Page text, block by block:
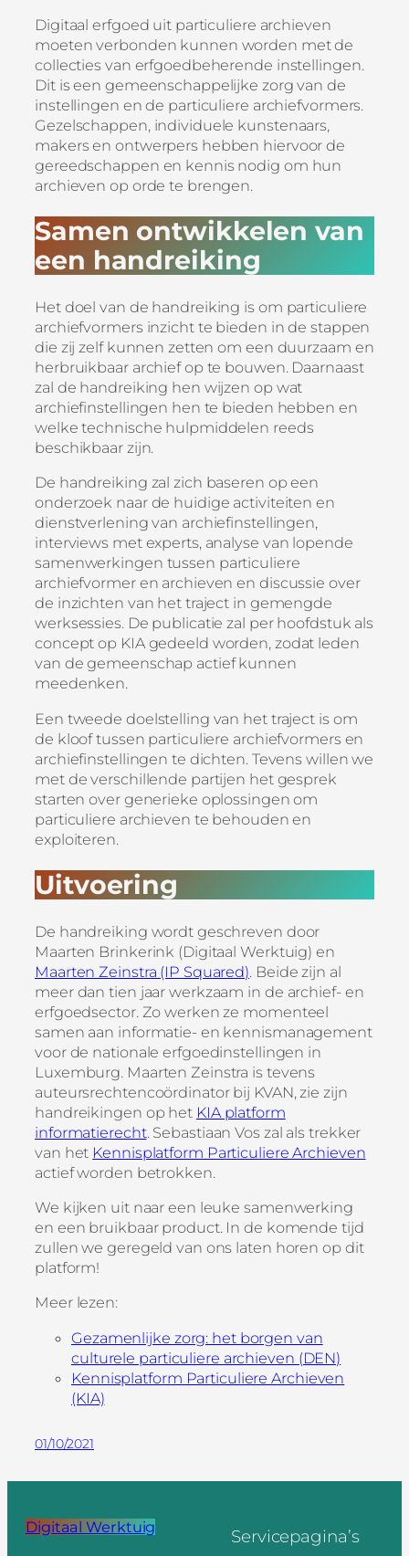
Digitaal erfgoed uit particuliere archieven
moeten verbonden kunnen worden met de
collecties van erfgoedbeherende instellingen.
Dit is een gemeenschappelijke zorg van de
instellingen en de particuliere archiefvormers.
Gezelschappen, individuele kunstenaars,
makers en ontwerpers hebben hiervoor de
gereedschappen en kennis nodig om hun
archieven op orde te brengen.
Samen ontwikkelen van
een handreiking
Het doel van de handreiking is om particuliere
archiefvormers inzicht te bieden in de stappen
die zij zelf kunnen zetten om een duurzaam en
herbruikbaar archief op te bouwen. Daarnaast
zal de handreiking hen wijzen op wat
archiefinstellingen hen te bieden hebben en
welke technische hulpmiddelen reeds
beschikbaar zijn.
De handreiking zal zich baseren op een
onderzoek naar de huidige activiteiten en
dienstverlening van archiefinstellingen,
interviews met experts, analyse van lopende
samenwerkingen tussen particuliere
archiefvormer en archieven en discussie over
de inzichten van het traject in gemengde
werksessies. De publicatie zal per hoofdstuk als
concept op KIA gedeeld worden, zodat leden
van de gemeenschap actief kunnen
meedenken.
Een tweede doelstelling van het traject is om
de kloof tussen particuliere archiefvormers en
archiefinstellingen te dichten. Tevens willen we
met de verschillende partijen het gesprek
starten over generieke oplossingen om
particuliere archieven te behouden en
exploiteren.
Uitvoering
De handreiking wordt geschreven door
Maarten Brinkerink (Digitaal Werktuig) en
Maarten Zeinstra (IP Squared). Beide zijn al
meer dan tien jaar werkzaam in de archief- en
erfgoedsector. Zo werken ze momenteel
samen aan informatie- en kennismanagement
voor de nationale erfgoedinstellingen in
Luxemburg. Maarten Zeinstra is tevens
auteursrechtencoördinator bij KVAN, zie zijn
handreikingen op het KIA platform
informatierecht. Sebastiaan Vos zal als trekker
van het Kennisplatform Particuliere Archieven
actief worden betrokken.
We kijken uit naar een leuke samenwerking
en een bruikbaar product. In de komende tijd
zullen we geregeld van ons laten horen op dit
platform!
Meer lezen:
Gezamenlijke zorg: het borgen van
culturele particuliere archieven (DEN)
Kennisplatform Particuliere Archieven
(KIA)
01/10/2021
Digitaal Werktuig Servicepagina’s